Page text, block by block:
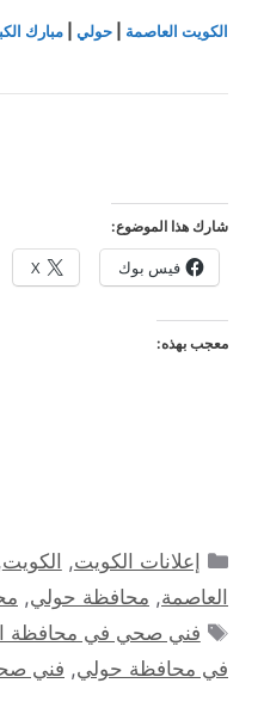
الكويت العاصمة حولي مبارك
شارك هذا الموضوع:
فيس بوك X
معجب بهذه:
التصنيفات
إعلانات الكويت, الكويت
العاصمة, محافظة حولي,
الوسوم
فني صحي في محافظة
في محافظة حولي, فني